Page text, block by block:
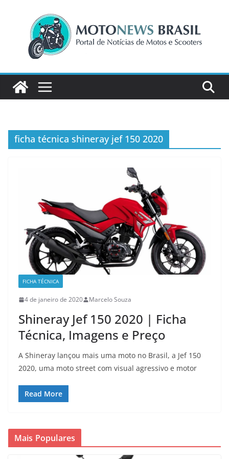
conteúdo
ficha técnica shineray jef 150 2020
FICHA TÉCNICA
4 de janeiro de 2020 Marcelo Souza
Shineray Jef 150 2020 | Ficha
Técnica, Imagens e Preço
A Shineray lançou mais uma moto no Brasil, a Jef 150
2020, uma moto street com visual agressivo e motor
Read More
Mais Populares